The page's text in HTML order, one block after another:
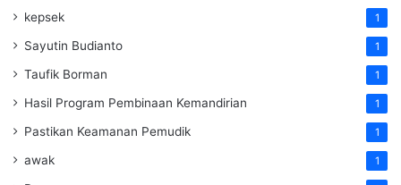
kepsek 1
Sayutin Budianto 1
Taufik Borman 1
Hasil Program Pembinaan Kemandirian 1
Pastikan Keamanan Pemudik 1
awak 1